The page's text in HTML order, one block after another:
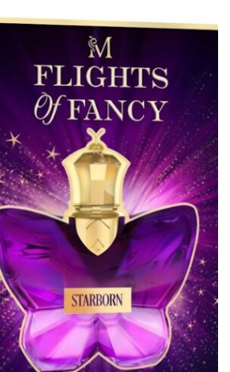
MODA CHICA
BEAUTY
PERFUMES
BISUTERIA
BOLSOS Y MONEDEROS
CALZADO
COMPLEMENTOS
TECNOLOGIA